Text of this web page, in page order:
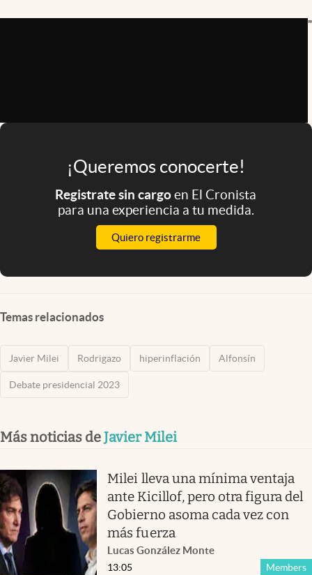
El Cronista Studio
Argentina
"
¡Queremos conocerte!
Registrate sin cargoen El Cronista
para una experiencia a tu medida.
Quiero registrarme
Temas relacionados
Javier Milei Rodrigazo hiperinflación Alfonsín
Debate presidencial 2023
Más noticias deJavier Milei
Milei lleva una mínima ventaja
ante Kicillof, pero otra figura del
Gobierno asoma cada vez con
más fuerza
Lucas González Monte
Members
13:05